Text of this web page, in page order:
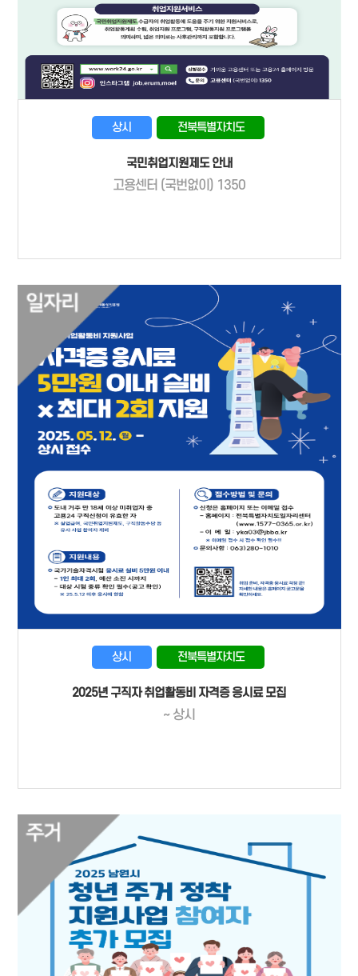
상시 전북특별자치도
국민취업지원제도 안내
고용센터 (국번없이) 1350
상시 전북특별자치도
2025년 구직자 취업활동비 자격증 응시료 모집
~ 상시